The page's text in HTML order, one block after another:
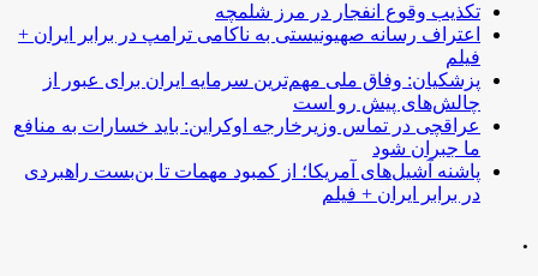
تکذیب وقوع انفجار در مرز شلمچه
اعتراف رسانه صهیونیستی به ناکامی ترامپ در برابر ایران +
فیلم
پزشکیان: وفاق ملی مهم‌ترین سرمایه ایران برای عبور از
چالش‌های پیش رو است
عراقچی در تماس وزیرخارجه اوکراین: باید خسارات به منافع
ما جبران شود
پاشنه آشیل‌های آمریکا؛ از کمبود مهمات تا بن‌بست راهبردی
در برابر ایران + فیلم
.